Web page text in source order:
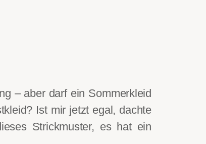
– aber darf ein Sommerkleid
Ist mir jetzt egal, dachte
Strickmuster, es hat ein